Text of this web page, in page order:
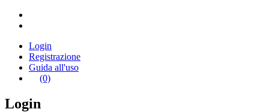
Login
Registrazione
Guida all'uso
(0)
Login